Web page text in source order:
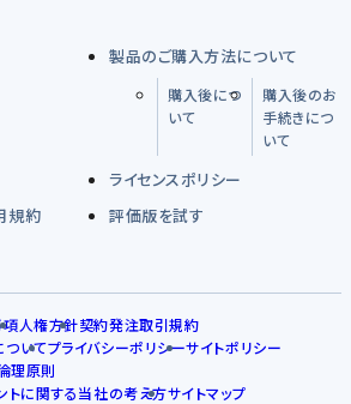
製品のご購入方法について
購入後につ
いて
購入後のお
手続きにつ
いて
ライセンスポリシー
規約
評価版を試す
人権方針契約発注取引規約
いてプライバシーポリシーサイトポリシー
理原則
トに関する当社の考え方サイトマップ